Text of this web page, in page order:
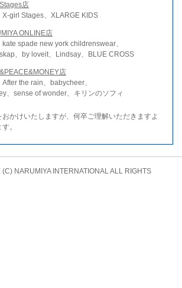
店
X-girl Stages、XLARGE KIDS
ONLINE店
spade new york childrenswear、
、by loveit、Lindsay、BLUE CROSS
店
the rain、babycheer、
、sense of wonder、キリンのソフィ
かけいたしますが、何卒ご理解いただきますよ
。